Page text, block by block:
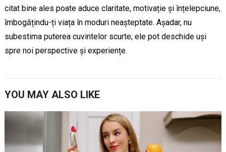
citat bine ales poate aduce claritate, motivație și înțelepciune,
îmbogățindu-ți viața în moduri neașteptate. Așadar, nu
subestima puterea cuvintelor scurte; ele pot deschide uși
spre noi perspective și experiențe.
YOU MAY ALSO LIKE